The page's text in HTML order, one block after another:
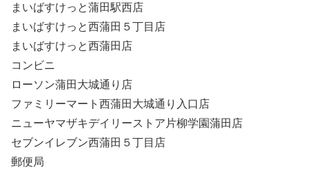
まいばすけっと蒲田駅西店
まいばすけっと西蒲田５丁目店
まいばすけっと西蒲田店
コンビニ
ローソン蒲田大城通り店
ファミリーマート西蒲田大城通り入口店
ニューヤマザキデイリーストア片柳学園蒲田店
セブンイレブン西蒲田５丁目店
郵便局